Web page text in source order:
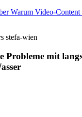
Warum Video-Content
Probleme mit